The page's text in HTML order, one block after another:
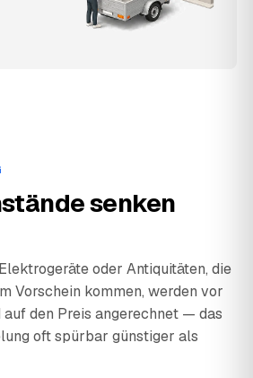
senken
oder Antiquitäten, die
Vorschein kommen, werden vor
den Preis angerechnet — das
oft spürbar günstiger als